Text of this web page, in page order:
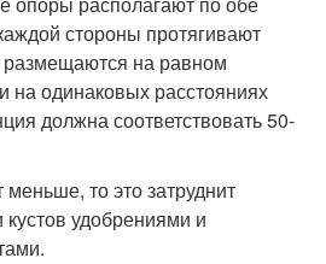
стороны протягивают
на равном
на одинаковых расстояниях
должна соответствовать 50-
то это затруднит
удобрениями и